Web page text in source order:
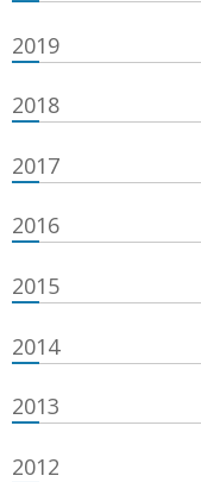
2019
2018
2017
2016
2015
2014
2013
2012